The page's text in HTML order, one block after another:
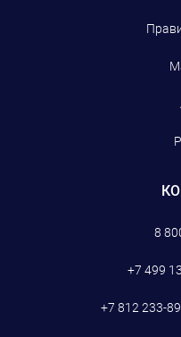
8
+7 499
+7 812 233-